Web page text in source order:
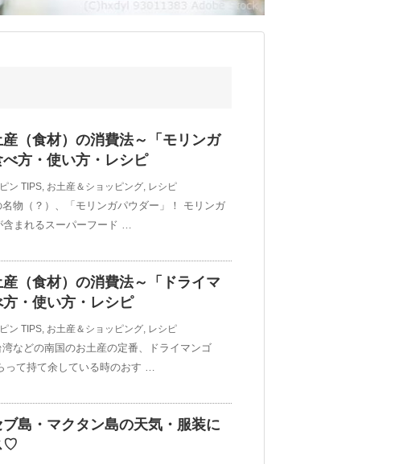
（食材）の消費法～「モリンガ
方・使い方・レシピ
ン TIPS お土産＆ショッピング レシピ
物（？）、「モリンガパウダー」！ モリンガ
まれるスーパーフード …
（食材）の消費法～「ドライマ
・使い方・レシピ
ン TIPS お土産＆ショッピング レシピ
などの南国のお土産の定番、ドライマンゴ
って持て余している時のおす …
島・マクタン島の天気・服装に
♡